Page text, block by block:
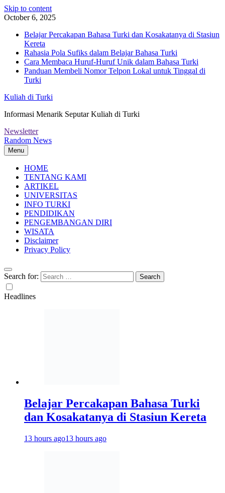
Skip to content
October 6, 2025
Belajar Percakapan Bahasa Turki dan Kosakatanya di Stasiun
Kereta
Rahasia Pola Sufiks dalam Belajar Bahasa Turki
Cara Membaca Huruf-Huruf Unik dalam Bahasa Turki
Panduan Membeli Nomor Telpon Lokal untuk Tinggal di
Turki
Kuliah di Turki
Informasi Menarik Seputar Kuliah di Turki
Newsletter
Random News
Menu
HOME
TENTANG KAMI
ARTIKEL
UNIVERSITAS
INFO TURKI
PENDIDIKAN
PENGEMBANGAN DIRI
WISATA
Disclaimer
Privacy Policy
Search for:
Headlines
Belajar Percakapan Bahasa Turki
dan Kosakatanya di Stasiun Kereta
13 hours ago13 hours ago